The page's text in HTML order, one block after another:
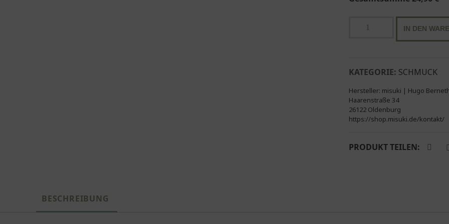
Ohrstecker
6
dunkelblau
Menge
IN DEN
KATEGORIE: SCHMUCK
Hersteller: misuki | Hugo
Haarenstraße 34
26122 Oldenburg
https://shop.misuki.de/kontakt/
PRODUKT TEILEN:
BESCHREIBUNG